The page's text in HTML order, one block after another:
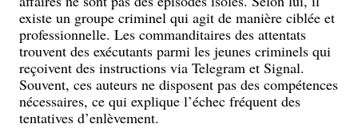
existe un groupe criminel qui agit de manière ciblée et
professionnelle. Les commanditaires des attentats
trouvent des exécutants parmi les jeunes criminels qui
reçoivent des instructions via Telegram et Signal.
Souvent, ces auteurs ne disposent pas des compétences
nécessaires, ce qui explique l’échec fréquent des
tentatives d’enlèvement.